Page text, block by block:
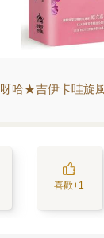
呀哈★吉伊卡哇旋
喜歡+1